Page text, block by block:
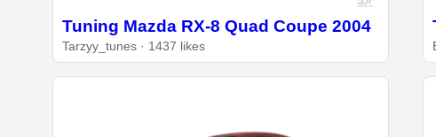
Tuning Mazda RX-8 Quad Coupe 2004
Tarzyy_tunes · 1437 likes